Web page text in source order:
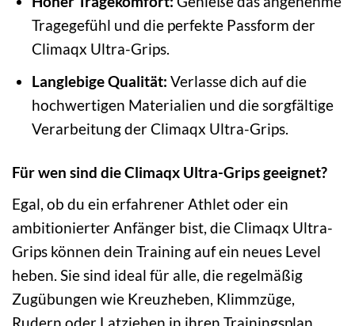
Tragegefühl und die perfekte Passform der
Climaqx Ultra-Grips.
Langlebige Qualität: Verlasse dich auf die
hochwertigen Materialien und die sorgfältige
Verarbeitung der Climaqx Ultra-Grips.
Für wen sind die Climaqx Ultra-Grips geeignet?
Egal, ob du ein erfahrener Athlet oder ein
ambitionierter Anfänger bist, die Climaqx Ultra-
Grips können dein Training auf ein neues Level
heben. Sie sind ideal für alle, die regelmäßig
Zugübungen wie Kreuzheben, Klimmzüge,
Rudern oder Latziehen in ihren Trainingsplan